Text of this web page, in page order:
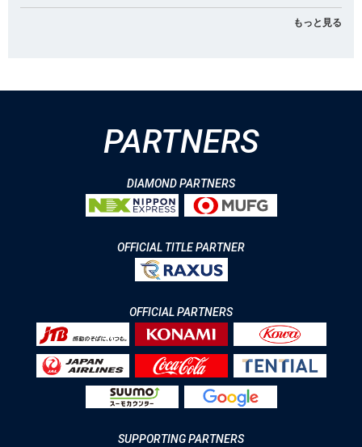
もっと見る
PARTNERS
DIAMOND PARTNERS
OFFICIAL TITLE PARTNER
OFFICIAL PARTNERS
SUPPORTING PARTNERS